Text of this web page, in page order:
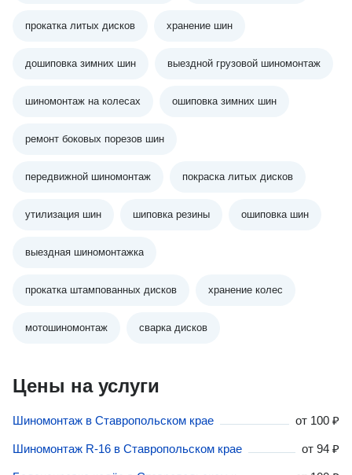
прокатка литых дисков хранение шин
дошиповка зимних шин выездной грузовой шиномонтаж
шиномонтаж на колесах ошиповка зимних шин
ремонт боковых порезов шин
передвижной шиномонтаж покраска литых дисков
утилизация шин шиповка резины ошиповка шин
выездная шиномонтажка
прокатка штампованных дисков хранение колес
мотошиномонтаж сварка дисков
Цены на услуги
Шиномонтаж в Ставропольском крае от 100 ₽
Шиномонтаж R-16 в Ставропольском крае от 94 ₽